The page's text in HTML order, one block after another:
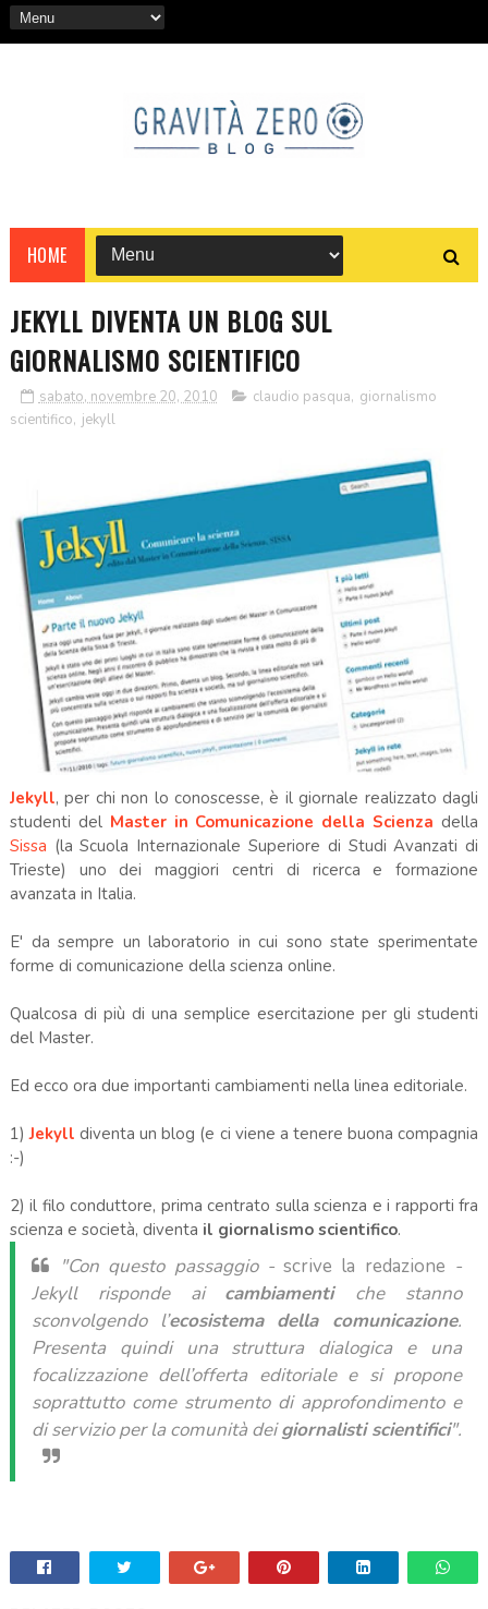
HOME
JEKYLL DIVENTA UN BLOG SUL
GIORNALISMO SCIENTIFICO
sabato, novembre 20, 2010 claudio pasqua, giornalismo
scientifico, jekyll
Jekyll, per chi non lo conoscesse, è il giornale realizzato dagli
studenti del Master in Comunicazione della Scienza della
Sissa (la Scuola Internazionale Superiore di Studi Avanzati di
Trieste) uno dei maggiori centri di ricerca e formazione
avanzata in Italia.
E' da sempre un laboratorio in cui sono state sperimentate
forme di comunicazione della scienza online.
Qualcosa di più di una semplice esercitazione per gli studenti
del Master.
Ed ecco ora due importanti cambiamenti nella linea editoriale.
1)Jekyll diventa un blog (e ci viene a tenere buona compagnia
:-)
2) il filo conduttore, prima centrato sulla scienza e i rapporti fra
scienza e società, diventa il giornalismo scientifico.
"Con questo passaggio -scrive la redazione -
Jekyll risponde ai cambiamenti che stanno
sconvolgendo l’ecosistema della comunicazione.
Presenta quindi una struttura dialogica e una
focalizzazione dell’offerta editoriale e si propone
soprattutto come strumento di approfondimento e
di servizio per la comunità deigiornalisti scientifici".